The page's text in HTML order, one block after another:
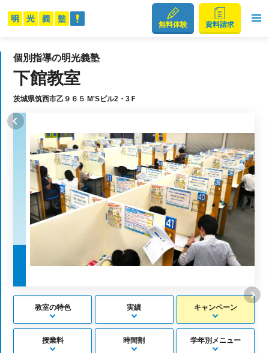
無料体験 資料請求
個別指導の明光義塾
下館教室
茨城県筑西市乙９６５ M'Sビル2・3Ｆ
教室の特色 実績 キャンペーン
授業料 時間割 学年別メニュー